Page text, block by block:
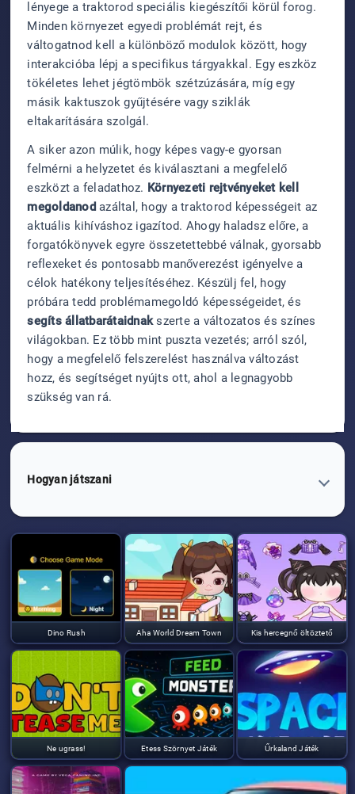
lényege a traktorod speciális kiegészítői körül forog.
Minden környezet egyedi problémát rejt, és
váltogatnod kell a különböző modulok között, hogy
interakcióba lépj a specifikus tárgyakkal. Egy eszköz
tökéletes lehet jégtömbök szétzúzására, míg egy
másik kaktuszok gyűjtésére vagy sziklák
eltakarítására szolgál.
A siker azon múlik, hogy képes vagy-e gyorsan
felmérni a helyzetet és kiválasztani a megfelelő
eszközt a feladathoz. Környezeti rejtvényeket kell
megoldanodazáltal, hogy a traktorod képességeit az
aktuális kihíváshoz igazítod. Ahogy haladsz előre, a
forgatókönyvek egyre összetettebbé válnak, gyorsabb
reflexeket és pontosabb manőverezést igényelve a
célok hatékony teljesítéséhez. Készülj fel, hogy
próbára tedd problémamegoldó képességeidet, és
segíts állatbarátaidnakszerte a változatos és színes
világokban. Ez több mint puszta vezetés; arról szól,
hogy a megfelelő felszerelést használva változást
hozz, és segítséget nyújts ott, ahol a legnagyobb
szükség van rá.
Hogyan játszani
Dino Rush Aha World Dream Town Kis hercegnő öltöztető
Ne ugrass! Etess Szörnyet Játék Űrkaland Játék